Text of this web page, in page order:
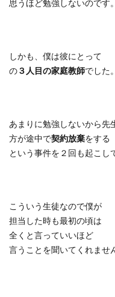
思うほど勉強しないのです
しかも、僕は彼にとって
の３人目の家庭教師でした。
あまりに勉強しないから先
方が途中で契約放棄をする
という事件を２回も起こし
こういう生徒なので僕が
担当した時も最初の頃は
全くと言っていいほど
言うことを聞いてくれませ